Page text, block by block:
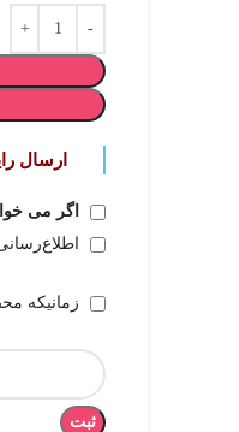
ارسال
اگر می
زمانیکه
ثبت